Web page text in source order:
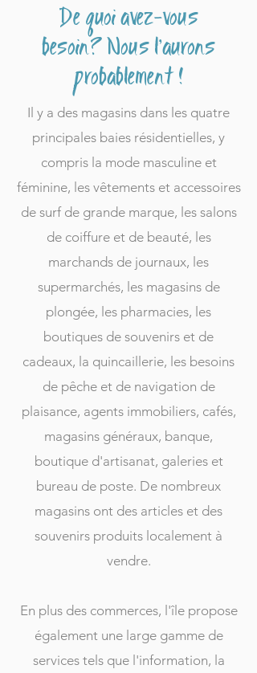
De quoi avez-vous
besoin? Nous l'aurons
probablement !
Il y a des magasins dans les quatre
principales baies résidentielles, y
compris la mode masculine et
féminine, les vêtements et accessoires
de surf de grande marque, les salons
de coiffure et de beauté, les
marchands de journaux, les
supermarchés, les magasins de
plongée, les pharmacies, les
boutiques de souvenirs et de
cadeaux, la quincaillerie, les besoins
de pêche et de navigation de
plaisance, agents immobiliers, cafés,
magasins généraux, banque,
boutique d'artisanat, galeries et
bureau de poste. De nombreux
magasins ont des articles et des
souvenirs produits localement à
vendre.
En plus des commerces, l'île propose
également une large gamme de
services tels que l'information, la